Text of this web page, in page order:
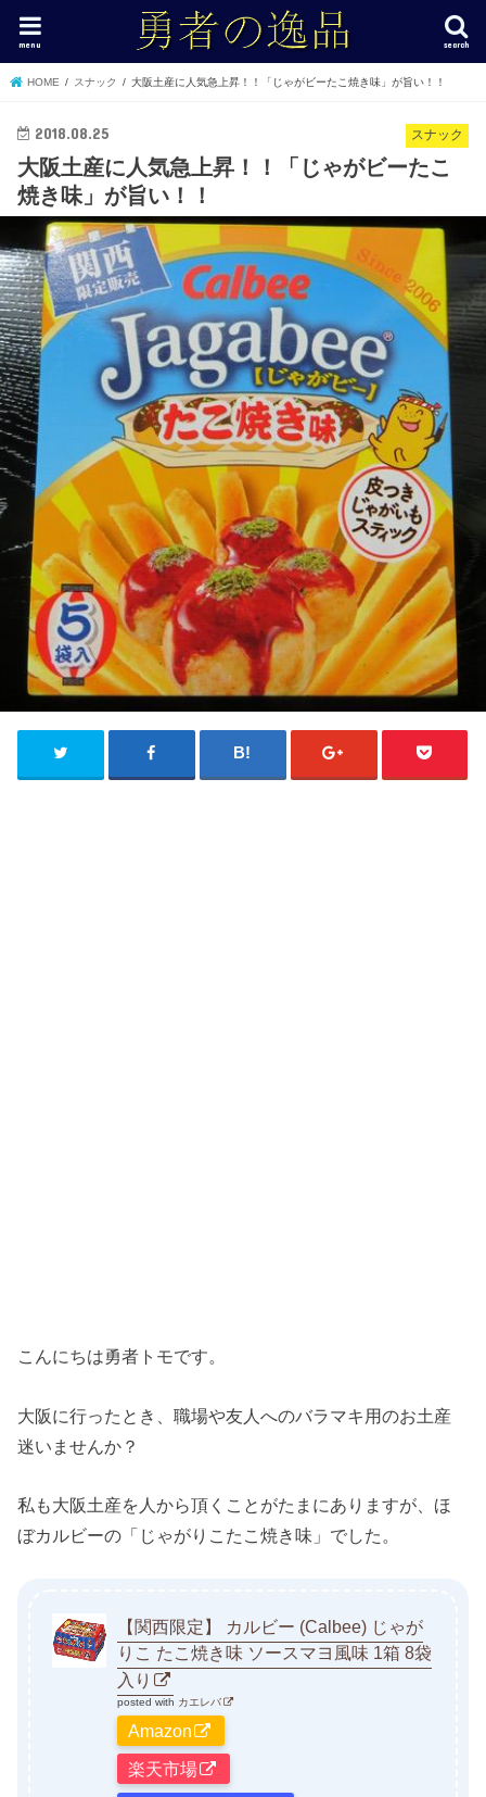
search
menu
HOME スナック 大阪土産に人気急上昇！！「じゃがビーたこ焼き味」が旨い！！
スナック
2018.08.25
大阪土産に人気急上昇！！「じゃがビーたこ
焼き味」が旨い！！
こんにちは勇者トモです。
大阪に行ったとき、職場や友人へのバラマキ用のお土産
迷いませんか？
私も大阪土産を人から頂くことがたまにありますが、ほ
ぼカルビーの「じゃがりこたこ焼き味」でした。
【関西限定】 カルビー (Calbee) じゃが
りこ たこ焼き味 ソースマヨ風味 1箱 8袋
入り
posted with カエレバ
Amazon
楽天市場